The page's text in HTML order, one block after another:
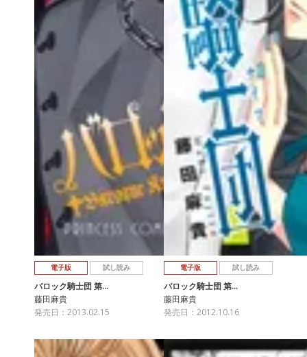
電子版 試し読み
バロック騎士団 第…
藤田麻貴
発売日：2013.02.15
電子版 試し読み
バロック騎士団 第…
藤田麻貴
発売日：2012.10.16